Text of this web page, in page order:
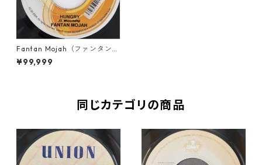
Fantan Mojah（ファンタンモ
ジャ） - Hungry【7'】
¥99,999
同じカテゴリの商品